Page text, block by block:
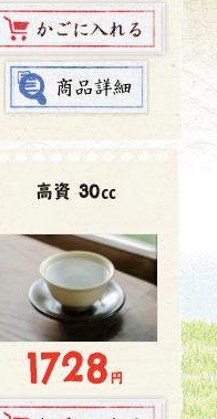
高資 30㏄
1728円